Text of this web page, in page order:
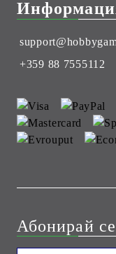
+359 88 7555112
Абонирай